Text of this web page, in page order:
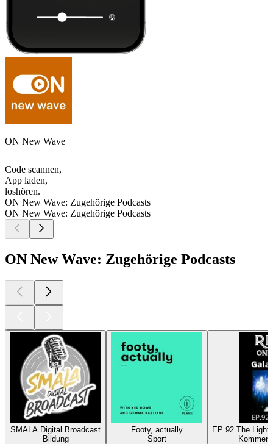
ON New Wave
Code scannen,
App laden,
loshören.
ON New Wave: Zugehörige Podcasts
ON New Wave: Zugehörige Podcasts
ON New Wave: Zugehörige Podcasts
SMALA Digital Broadcast
Bildung
Footy, actually
Sport
EP 92 The Light